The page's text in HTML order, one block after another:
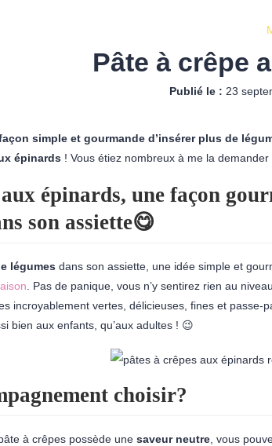
Pâte à crêpe
Publié le : 23
simple et gourmande d’insérer plus de
épinards ! Vous étiez nombreux à me la demander
épinards, une façon
son assiette😋
légumes dans son assiette, une idée simple et
. Pas de panique, vous n’y sentirez rien au
incroyablement vertes, délicieuses, fines et passe-
bien aux enfants, qu’aux adultes ! 😉
choisir?
à crêpes possède une saveur neutre , vous